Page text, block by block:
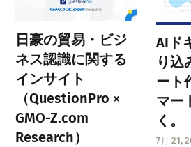
日豪の貿易・ビジ
ネス認識に関する
インサイト
（QuestionPro ×
GMO-Z.com
Research）
AIド
り込
ート
マー
く。
7月 21,